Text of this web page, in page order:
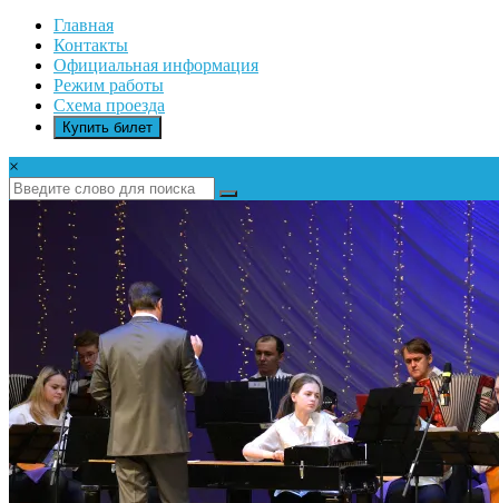
ИКАРГлавная
Контакты
Официальная информация
Режим работы
Схема проезда
Купить билет
×